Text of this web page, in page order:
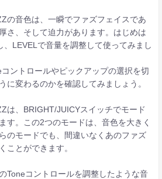
の音色は、一瞬でファズフェイスであ
さ、そして迫力があります。はじめは
LEVELで音量を調整して使ってみまし
ントロールやピックアップの選択を切
に変わるのかを確認してみましょう。
は、BRIGHT/JUICYスイッチでモード
す。この2つのモードは、音色を大きく
のモードでも、間違いなくあのファズ
ことができます。
Toneコントロールを調整したような音